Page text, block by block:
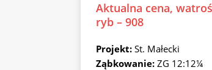
Aktualna cena,
ryb – 908
Projekt: St. Małecki
Ząbkowanie: ZG 12:12¼